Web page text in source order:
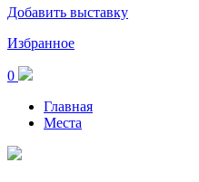
Добавить выставку
Избранное
0
Главная
Места